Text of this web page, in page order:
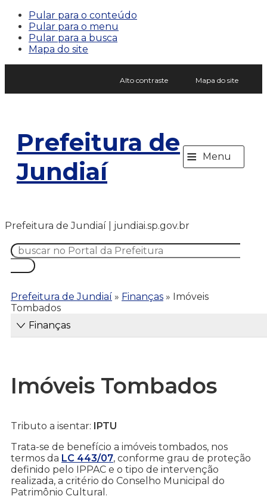
Pular para o conteúdo
Pular para o menu
Pular para a busca
Mapa do site
Alto contraste Mapa do site
Prefeitura de
Jundiaí
≡ Menu
Prefeitura de Jundiaí | jundiai.sp.gov.br
Prefeitura de Jundiaí » Finanças » Imóveis
Tombados
Finanças
Imóveis Tombados
Tributo a isentar: IPTU
Trata-se de benefício a imóveis tombados, nos
termos da LC 443/07, conforme grau de proteção
definido pelo IPPAC e o tipo de intervenção
realizada, a critério do Conselho Municipal do
Patrimônio Cultural.